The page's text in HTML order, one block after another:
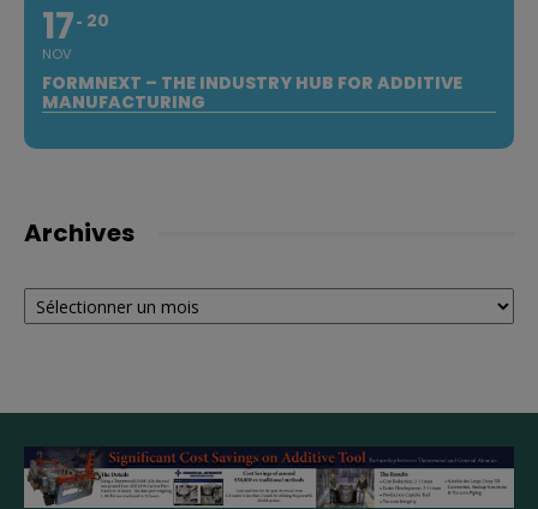
17
NOV
20
FORMNEXT – THE INDUSTRY HUB FOR ADDITIVE
MANUFACTURING
Archives
Archives